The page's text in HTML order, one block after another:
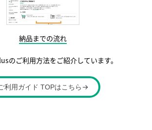
納品までの流れ
のご利用方法をご紹介しています。
利用ガイド TOPはこちら